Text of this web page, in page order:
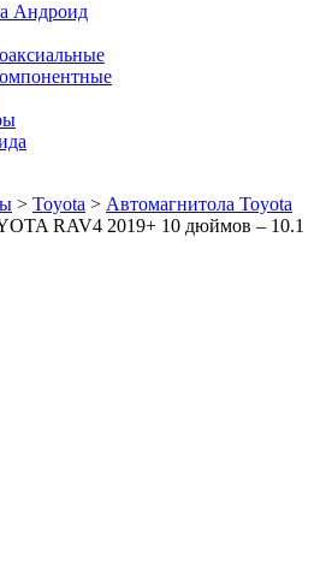
Андроид
> Toyota > Автомагнитола Toyota
RAV4 2019+ 10 дюймов – 10.1